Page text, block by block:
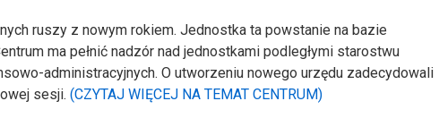
ruszy z nowym rokiem. Jednostka ta powstanie na bazie
ma pełnić nadzór nad jednostkami podległymi starostwu
administracyjnych. O utworzeniu nowego urzędu zadecydowali
sesji. (CZYTAJ WIĘCEJ NA TEMAT CENTRUM)